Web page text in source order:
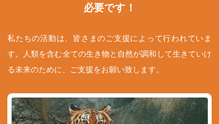
必要です！
私たちの活動は、皆さまのご支援によって行われていま
す。人類を含む全ての生き物と自然が調和して生きていけ
る未来のために、ご支援をお願い致します。